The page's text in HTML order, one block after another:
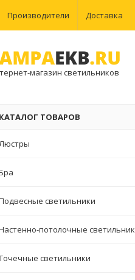
Производители Доставка
магазин светильников
КАТАЛОГ ТОВАРОВ
светильники
потолочные
светильники